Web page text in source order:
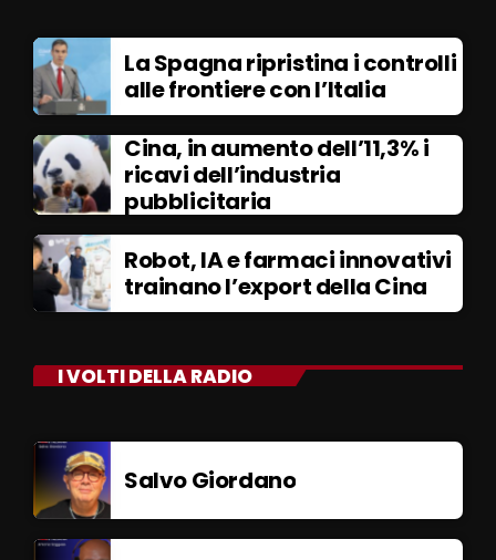
La Spagna ripristina i controlli
alle frontiere con l’Italia
Cina, in aumento dell’11,3% i
ricavi dell’industria
pubblicitaria
Robot, IA e farmaci innovativi
trainano l’export della Cina
I VOLTI DELLA RADIO
Salvo Giordano